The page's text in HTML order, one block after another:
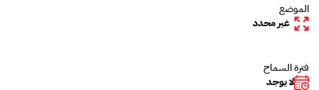
الموضع
غير محدد
فترة السماح
لا يوجد